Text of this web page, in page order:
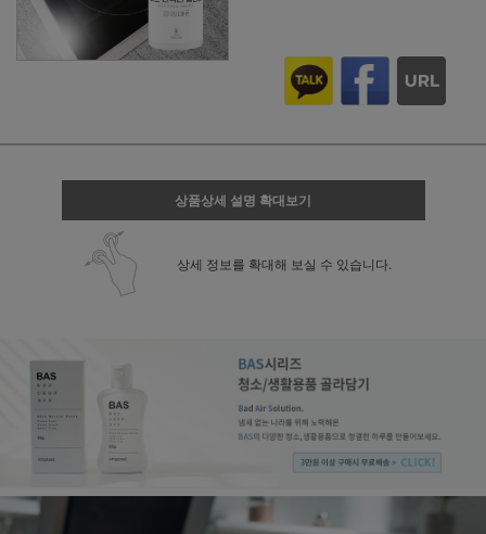
상품상세 설명 확대보기
상세 정보를 확대해 보실 수 있습니다.